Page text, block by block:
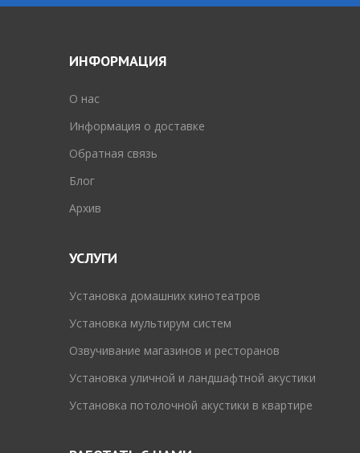
ИНФОРМАЦИЯ
O нас
Информация о доставке
Обратная связь
Блог
Архив
УСЛУГИ
Установка домашних кинотеатров
Установка мультирум систем
Озвучивание магазинов и ресторанов
Установка уличной и ландшафтной акустики
Установка потолочной акустики в квартире